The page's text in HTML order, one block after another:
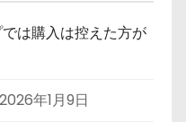
は購入は控えた方が
2026年1月9日